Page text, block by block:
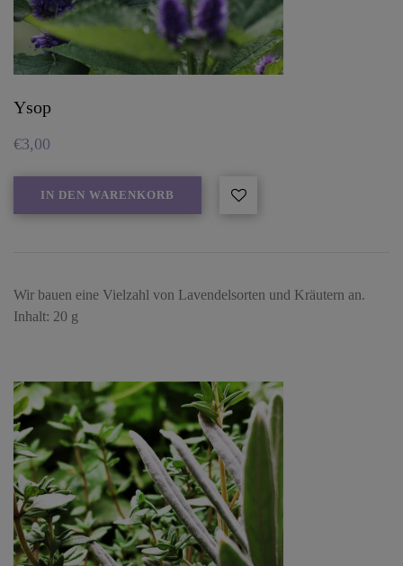
Ysop
€3,00
IN DEN WARENKORB
Wir bauen eine Vielzahl von Lavendelsorten und Kräutern an.
Inhalt: 20 g